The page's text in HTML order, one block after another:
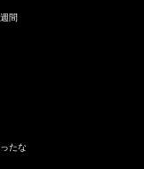
間
たな